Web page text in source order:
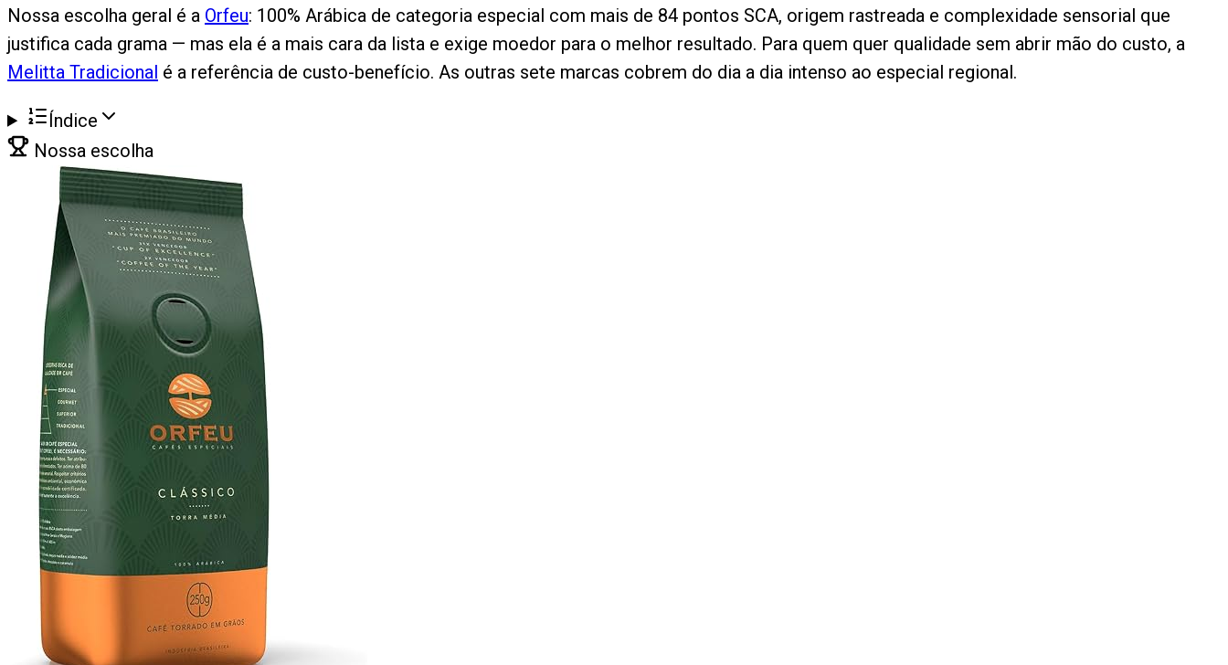
Nossa escolha geral é a Orfeu: 100% Arábica de categoria especial com mais de 84 pontos SCA, origem rastreada e complexidade sensorial que
justifica cada grama — mas ela é a mais cara da lista e exige moedor para o melhor resultado. Para quem quer qualidade sem abrir mão do custo, a
Melitta Tradicional é a referência de custo-benefício. As outras sete marcas cobrem do dia a dia intenso ao especial regional.
Índice
Nossa escolha